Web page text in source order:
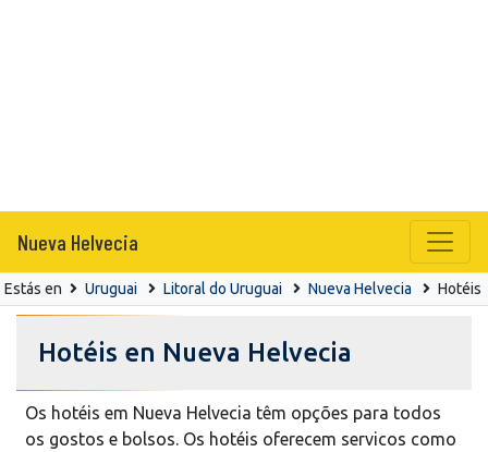
Nueva Helvecia
Estás en Uruguai Litoral do Uruguai Nueva Helvecia Hotéis
Hotéis en Nueva Helvecia
Os hotéis em Nueva Helvecia têm opções para todos
os gostos e bolsos. Os hotéis oferecem servicos como